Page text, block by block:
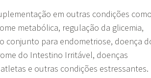
em outras condições
metabólica, regulação da glicemia,
conjunto para endometriose, doença
do Intestino Irritável, doenças
e outras condições estressantes.